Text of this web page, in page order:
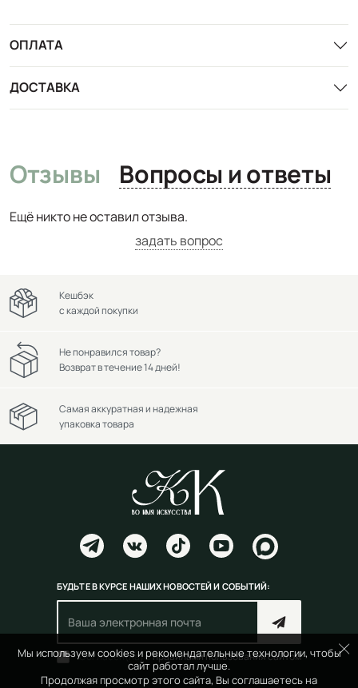
ОПЛАТА
ДОСТАВКА
Отзывы Вопросы и ответы
Ещё никто не оставил отзыва.
задать вопрос
Мы используем cookies и рекомендательные технологии, чтобы
сайт работал лучше.
Продолжая просмотр этого сайта, Вы соглашаетесь на
Кешбэк
с каждой покупки
Не понравился товар?
Возврат в течение 14 дней!
Самая аккуратная и надежная
упаковка товара
БУДЬТЕ В КУРСЕ НАШИХ НОВОСТЕЙ И СОБЫТИЙ:
Согласен(на) справилами пользования сайтом